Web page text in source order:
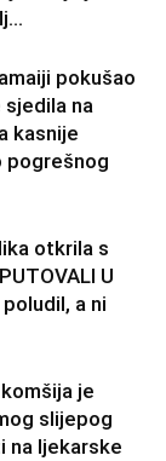
pokušao
na
kasnije
pogrešnog
otkrila s
U
a ni
je
slijepog
na ljekarske